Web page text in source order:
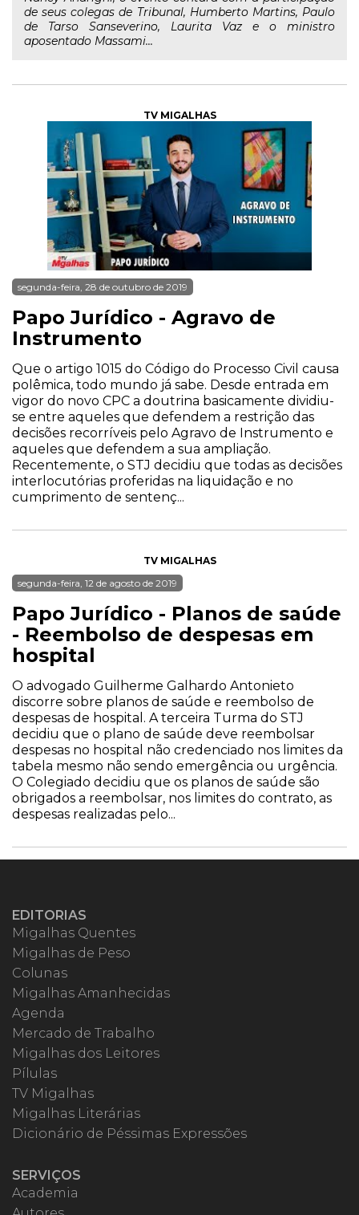
de seus colegas de Tribunal, Humberto Martins, Paulo
de Tarso Sanseverino, Laurita Vaz e o ministro
aposentado Massami...
TV MIGALHAS
segunda-feira, 28 de outubro de 2019
Papo Jurídico - Agravo de
Instrumento
Que o artigo 1015 do Código do Processo Civil causa
polêmica, todo mundo já sabe. Desde entrada em
vigor do novo CPC a doutrina basicamente dividiu-
se entre aqueles que defendem a restrição das
decisões recorríveis pelo Agravo de Instrumento e
aqueles que defendem a sua ampliação.
Recentemente, o STJ decidiu que todas as decisões
interlocutórias proferidas na liquidação e no
cumprimento de sentenç...
TV MIGALHAS
segunda-feira, 12 de agosto de 2019
Papo Jurídico - Planos de saúde
- Reembolso de despesas em
hospital
O advogado Guilherme Galhardo Antonieto
discorre sobre planos de saúde e reembolso de
despesas de hospital. A terceira Turma do STJ
decidiu que o plano de saúde deve reembolsar
despesas no hospital não credenciado nos limites da
tabela mesmo não sendo emergência ou urgência.
O Colegiado decidiu que os planos de saúde são
obrigados a reembolsar, nos limites do contrato, as
despesas realizadas pelo...
EDITORIAS
Migalhas Quentes
Migalhas de Peso
Colunas
Migalhas Amanhecidas
Agenda
Mercado de Trabalho
Migalhas dos Leitores
Pílulas
TV Migalhas
Migalhas Literárias
Dicionário de Péssimas Expressões
SERVIÇOS
Academia